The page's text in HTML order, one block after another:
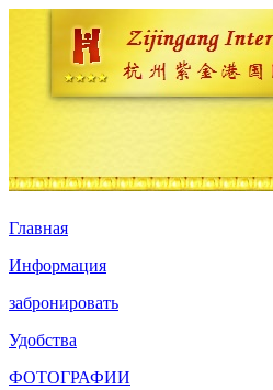
Главная
Информация
забронировать
Удобства
ФОТОГРАФИИ